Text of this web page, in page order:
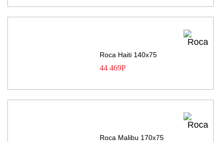
Roca Haiti 140х75
44 469Р
Roca Malibu 170х75